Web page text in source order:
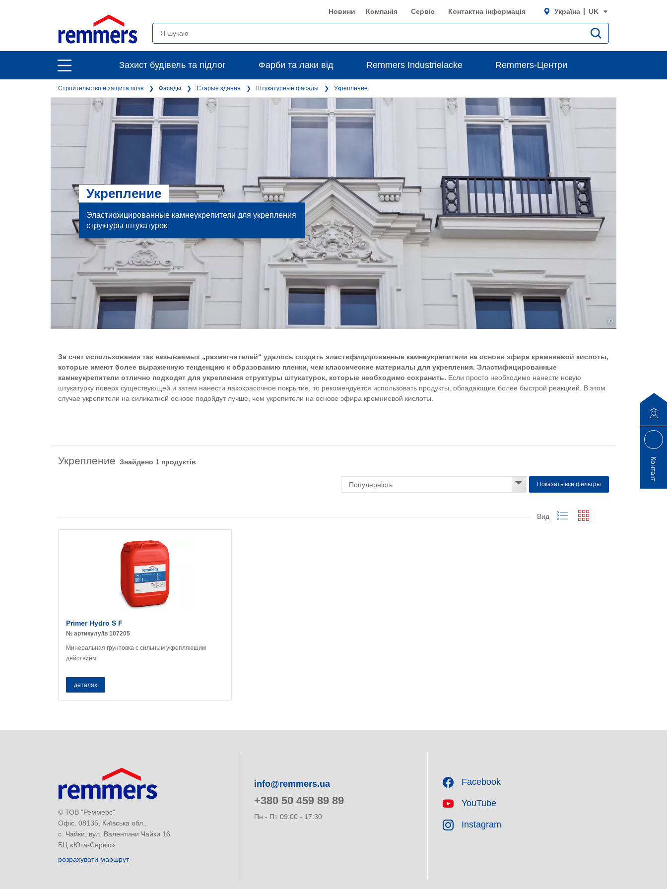
open
main
navigation
Новини Компанія Сервіс Контактна інформація Україна UK
open
main
navigation
Захист будівель та підлог Фарби та лаки від Remmers Industrielacke Remmers-Центри
Строительство и защита почв Фасады Старые здания Штукатурные фасады Укрепление
©
Укрепление
Эластифицированные камнеукрепители для укрепления
структуры штукатурок
За счет использования так называемых „размягчителей“ удалось создать эластифицированные камнеукрепители на основе эфира кремниевой кислоты,
которые имеют более выраженную тенденцию к образованию пленки, чем классические материалы для укрепления. Эластифицированные
камнеукрепители отлично подходят для укрепления структуры штукатурок, которые необходимо сохранить. Если просто необходимо нанести новую
штукатурку поверх существующей и затем нанести лакокрасочное покрытие, то рекомендуется использовать продукты, обладающие более быстрой реакцией. В этом
случае укрепители на силикатной основе подойдут лучше, чем укрепители на основе эфира кремниевой кислоты.
Укрепление Знайдено 1 продуктів
Показать все фильтры
Вид
Primer Hydro S F
№ артикулу/ів 107205
Минеральная грунтовка с сильным укрепляющим
действием
деталях
© ТОВ "Реммерс"
Офіс. 08135, Київська обл.,
с. Чайки, вул. Валентини Чайки 16
БЦ «Юта-Сервіс»
розрахувати маршрут
info@remmers.ua
+380 50 459 89 89
Пн - Пт 09:00 - 17:30
Facebook
YouTube
Instagram
Контакт